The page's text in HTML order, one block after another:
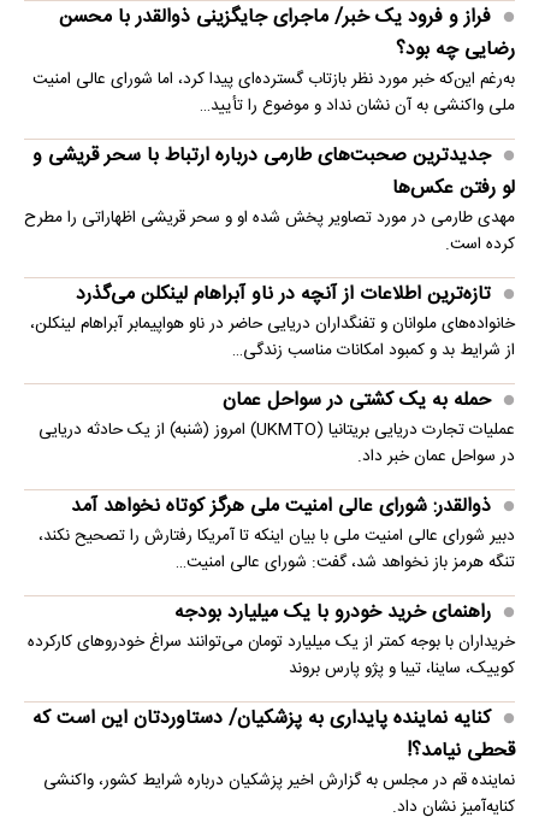
فراز و فرود یک خبر/ ماجرای جایگزینی ذوالقدر با محسن
رضایی چه بود؟
به‌رغم این‌که خبر مورد نظر بازتاب گسترده‌ای پیدا کرد، اما شورای عالی امنیت
ملی واکنشی به آن نشان نداد و موضوع را تأیید…
جدیدترین صحبت‌های طارمی درباره ارتباط با سحر قریشی و
لو رفتن عکس‌ها
مهدی طارمی در مورد تصاویر پخش شده او و سحر قریشی اظهاراتی را مطرح
کرده است.
تازه‌ترین اطلاعات از آنچه در ناو آبراهام لینکلن می‌گذرد
خانواده‌های ملوانان و تفنگداران دریایی حاضر در ناو هواپیمابر آبراهام لینکلن،
از شرایط بد و کمبود امکانات مناسب زندگی…
حمله به یک کشتی در سواحل عمان
عملیات تجارت دریایی بریتانیا (UKMTO) امروز (شنبه) از یک حادثه دریایی
در سواحل عمان خبر داد.
ذوالقدر: شورای عالی امنیت ملی هرگز کوتاه نخواهد آمد
دبیر شورای عالی امنیت ملی با بیان اینکه تا آمریکا رفتارش را تصحیح نکند،
تنگه هرمز باز نخواهد شد، گفت: شورای عالی امنیت…
راهنمای خرید خودرو با یک میلیارد بودجه
خریداران با بوجه کمتر از یک میلیارد تومان می‌توانند سراغ خودروهای کارکرده
کوییک، ساینا، تیبا و پژو پارس بروند
کنایه نماینده پایداری به پزشکیان/ دستاوردتان این است که
قحطی نیامد؟!
نماینده قم در مجلس به گزارش اخیر پزشکیان درباره شرایط کشور، واکنشی
کنایه‌آمیز نشان داد.